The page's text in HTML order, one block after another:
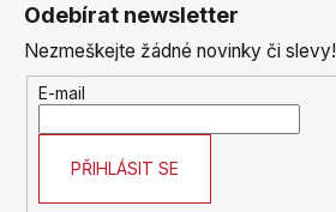
Odebírat newsletter
Nezmeškejte žádné novinky či slevy!
E-mail
PŘIHLÁSIT SE